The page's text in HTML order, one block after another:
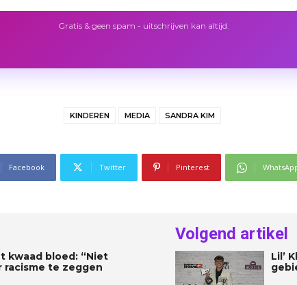
Gratis & geen spam - uitschrijven kan altijd.
KINDEREN MEDIA SANDRA KIM
Facebook Twitter Pinterest
kwaad bloed: “Niet
te zeggen
Volgend artikel
Lil’